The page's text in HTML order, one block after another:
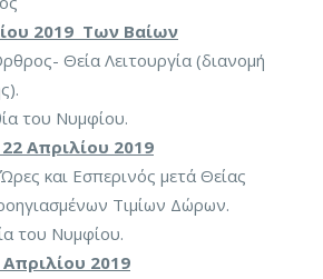
2019 Των Βαίων
Θεία Λειτουργία (διανομή
του Νυμφίου.
Απριλίου 2019
και Εσπερινός μετά Θείας
Τιμίων Δώρων.
του Νυμφίου.
2019